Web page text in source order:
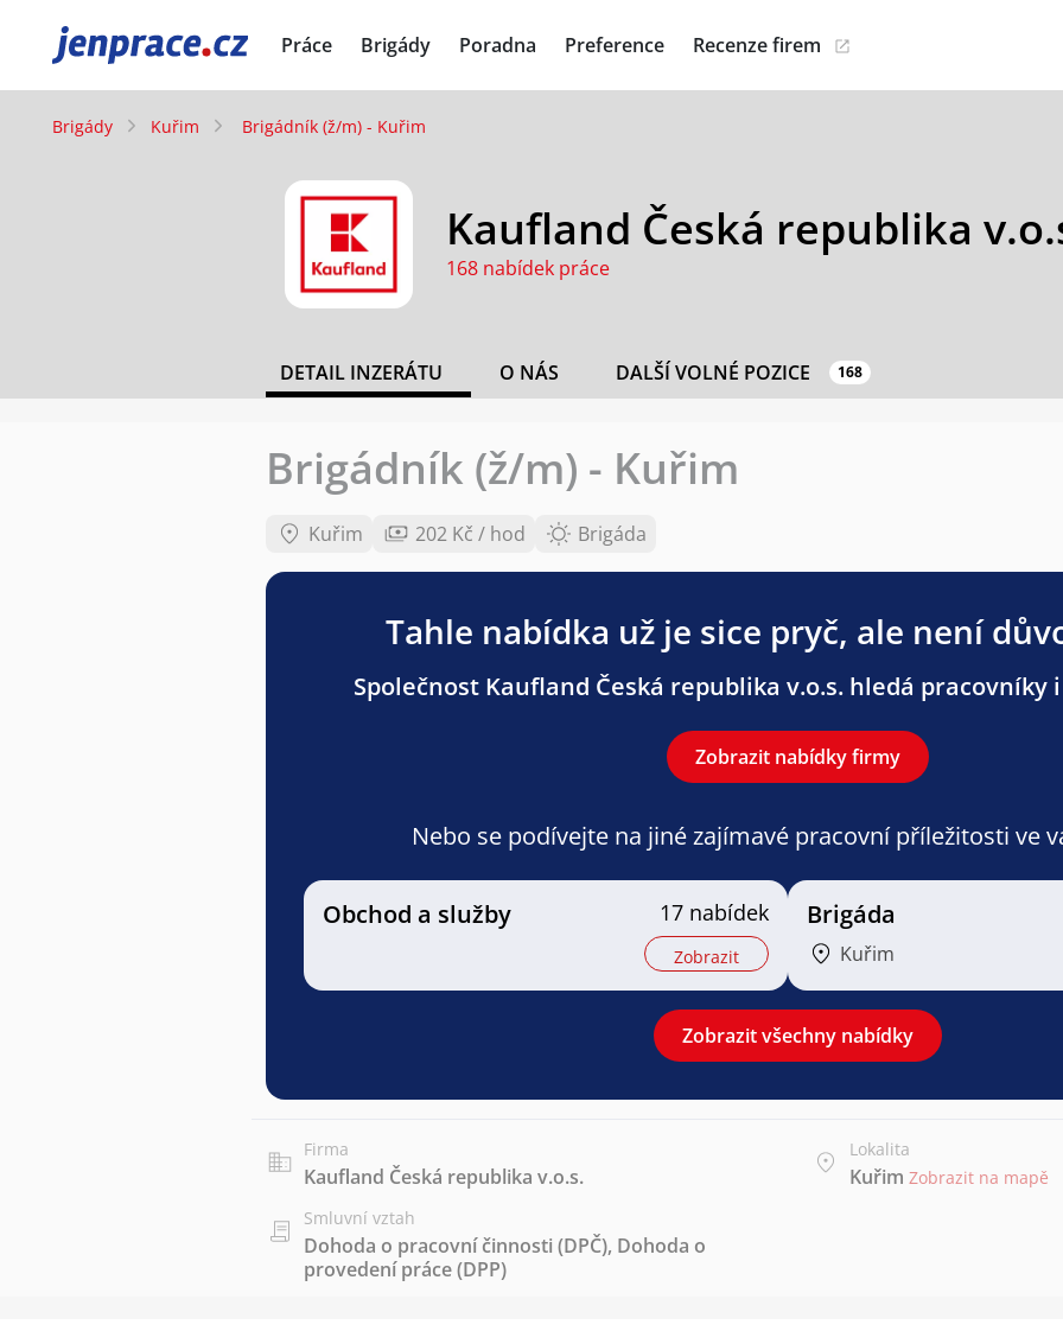
JenPráce.cz Práce Brigády Poradna Preference Recenze firem
Brigády Kuřim Brigádník (ž/m) - Kuřim
Kaufland Česká republika
168 nabídek práce
DETAIL INZERÁTU O NÁS DALŠÍ VOLNÉ POZICE 168
Brigádník (ž/m) - Kuřim
Kuřim 202 Kč / hod Brigáda
Tahle nabídka už je sice pryč, ale není
Společnost Kaufland Česká republika v.o.s. hledá pracovníky
Zobrazit nabídky firmy
Nebo se podívejte na jiné zajímavé pracovní příležitosti ve
Obchod a služby 17 nabídek
Zobrazit
Brigáda
Kuřim
Zobrazit všechny nabídky
Firma
Kaufland Česká republika v.o.s.
Lokalita
Kuřim Zobrazit na mapě
Smluvní vztah
Dohoda o pracovní činnosti (DPČ), Dohoda o
provedení práce (DPP)